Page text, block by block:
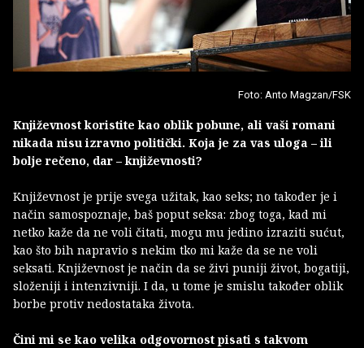
Foto: Anto Magzan/FSK
Književnost koristite kao oblik pobune, ali vaši romani
nikada nisu izravno politički. Koja je za vas uloga – ili
bolje rečeno, dar – književnosti?
Književnost je prije svega užitak, kao seks; no također je i
način samospoznaje, baš poput seksa: zbog toga, kad mi
netko kaže da ne voli čitati, mogu mu jedino izraziti sućut,
kao što bih napravio s nekim tko mi kaže da se ne voli
seksati. Književnost je način da se živi puniji život, bogatiji,
složeniji i intenzivniji. I da, u tome je smislu također oblik
borbe protiv nedostataka života.
Čini mi se kao velika odgovornost pisati s takvom